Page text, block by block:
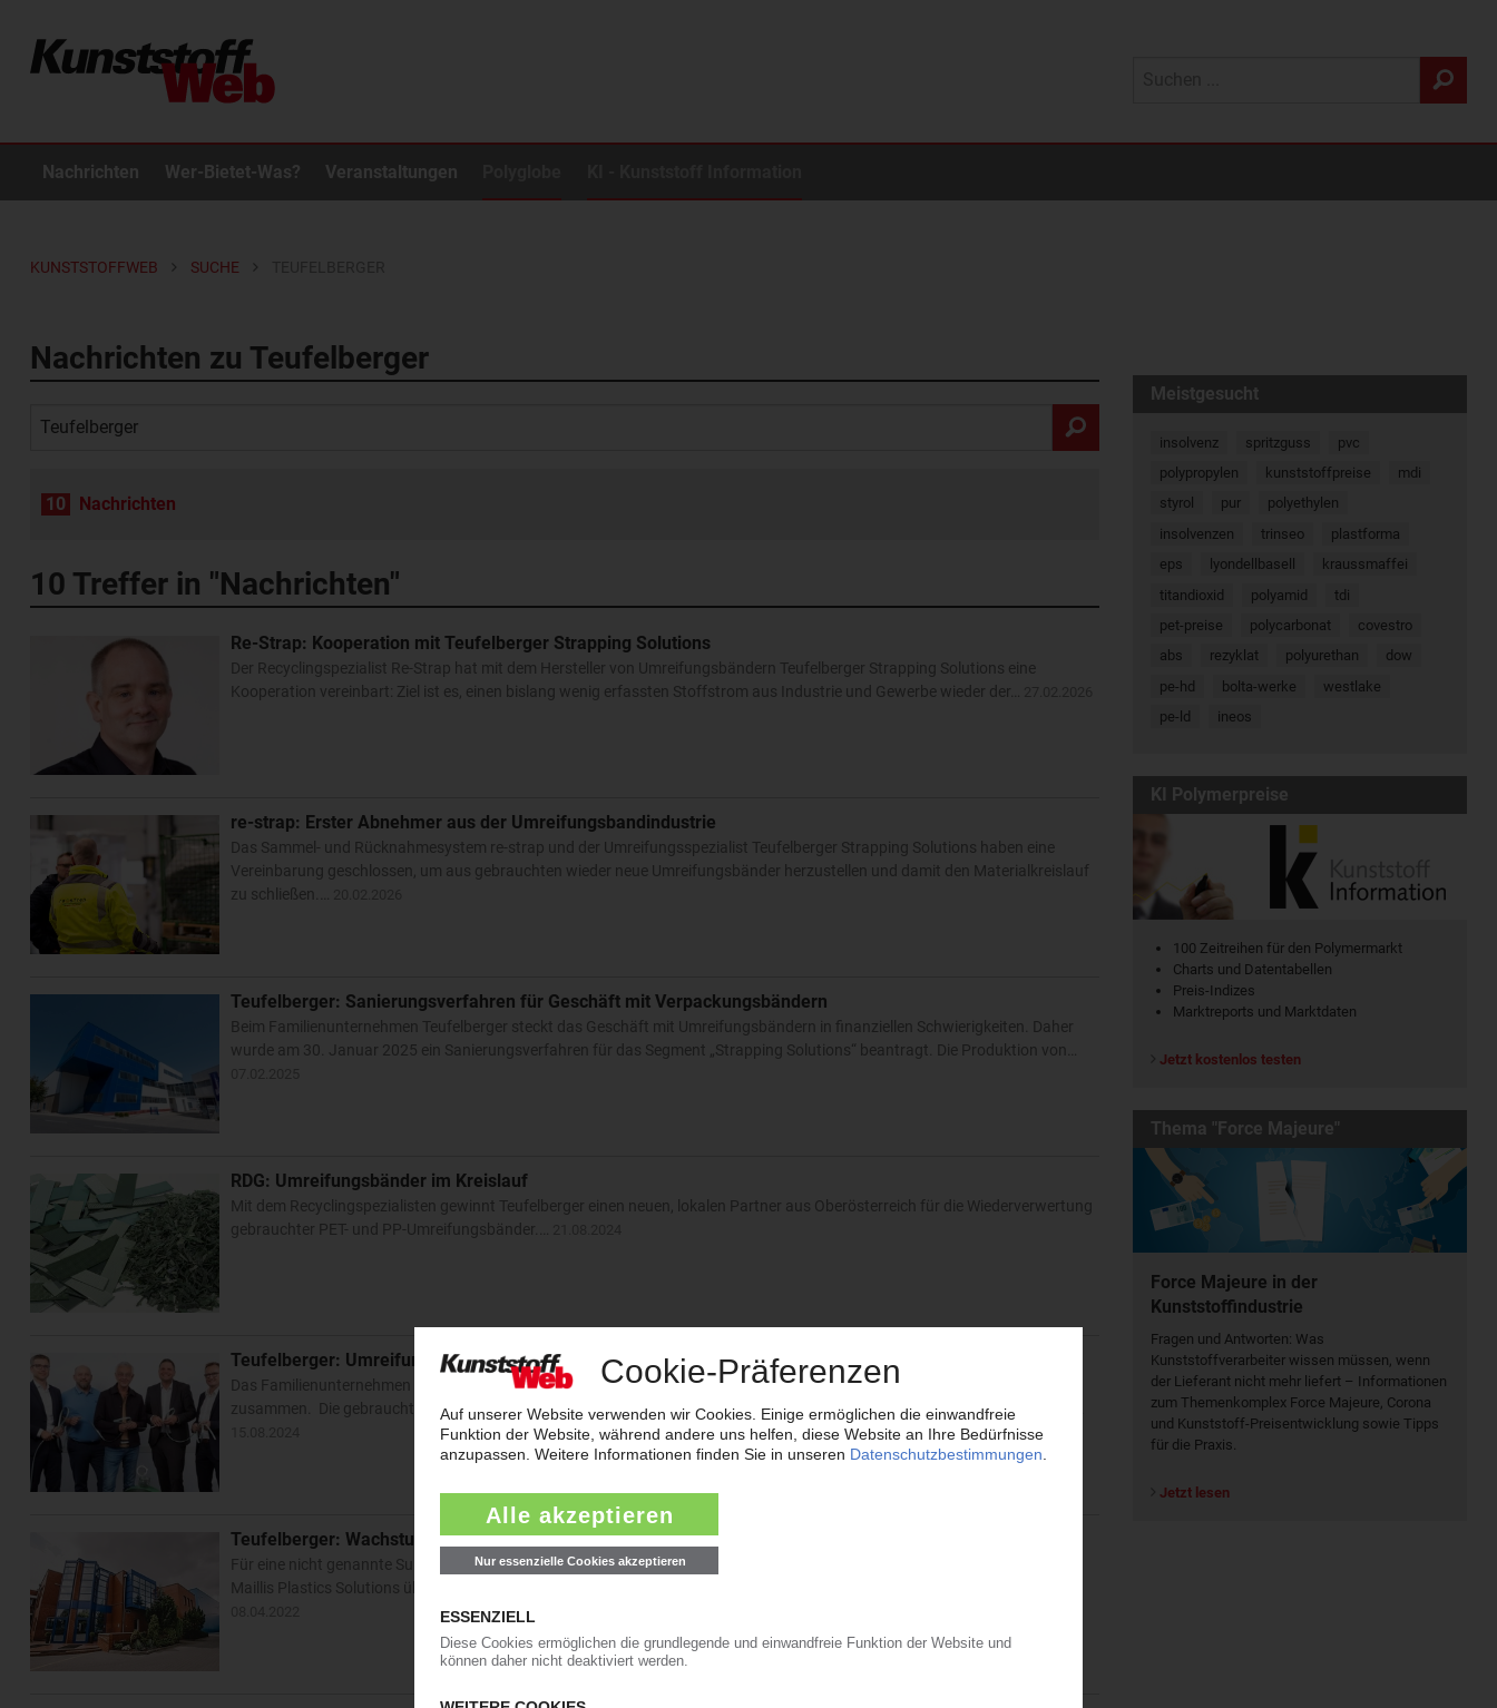
Nachrichten Wer-Bietet-Was? Veranstaltungen
KUNSTSTOFFWEB SUCHE
Nachrichten zu Teufelberger
10 Nachrichten
10 Treffer in "Nachrichten"
Re-Strap: Kooperation mit Teufelberger Strapping Solutions
Der Recyclingspezialist Re-Strap hat mit dem Hersteller von Umreifungsbändern Teufelberger Strapping Solutions eine
Kooperation vereinbart: Ziel ist es, einen bislang wenig erfassten Stoffstrom aus Industrie und Gewerbe wieder der…
re-strap: Erster Abnehmer aus der Umreifungsbandindustrie
Das Sammel- und Rücknahmesystem re-strap und der Umreifungsspezialist Teufelberger Strapping Solutions haben eine
Vereinbarung geschlossen, um aus gebrauchten wieder neue Umreifungsbänder herzustellen und damit den Materialkreislauf
zu schließen.…
Teufelberger: Sanierungsverfahren für Geschäft mit Verpackungsbändern
Beim Familienunternehmen Teufelberger steckt das Geschäft mit Umreifungsbändern in finanziellen Schwierigkeiten. Daher
wurde am 30. Januar 2025 ein Sanierungsverfahren für das Segment „Strapping Solutions“ beantragt. Die Produktion von…
RDG: Umreifungsbänder im Kreislauf
Mit dem Recyclingspezialisten gewinnt Teufelberger einen neuen, lokalen Partner aus Oberösterreich für die Wiederverwertung
gebrauchter PET- und PP-Umreifungsbänder.…
Teufelberger: Umreifungsbandhersteller kooperiert mit Kunststoffrecycler RDG
Das Familienunternehmen Teufelberger arbeitet bei der Verwertung seiner Kunststoff-Umreifungsbänder künftig mit RDG
zusammen. Die gebrauchten Umreifungsbänder aus PET und Polypropylen holt Teufelberger über verschiedene Partner bei…
Teufelberger: Wachstum im Bereich Kunststoffumreifungsbänder
Für eine nicht genannte Summe hat Teufelberger zum 1. April 2022 den Geschäftsbereich Kunststoffumreifungsbänder der
Maillis Plastics Solutions übernommen. Mit dem neuen Standort in Polen schaffe man die nötigen Kapazitäten, um im…
Meistgesucht
insolvenz spritzguss
pvc
polypropylen
kunststoffpreise
mdi
styrol
pur
polyethylen
insolvenzen
trinseo
plastforma
eps
lyondellbasell
kraussmaffei
titandioxid
polyamid
tdi
pet-preise
polycarbonat
covestro
abs
rezyklat polyurethan
dow
pe-hd
bolta-werke
westlake
pe-ld
ineos
KI Polymerpreise
100 Zeitreihen für den Polymermarkt
Charts und Datentabellen
Preis-Indizes
Marktreports und Marktdaten
Jetzt kostenlos testen
Thema "Force Majeure"
Force Majeure in der
Kunststoffindustrie
Fragen und Antworten: Was
Kunst­stoff­verarbeiter wissen müssen, wenn
der Lieferant nicht mehr liefert – Informationen
zum Themenkomplex Force Majeure, Corona
und Kunststoff-Preisentwicklung sowie Tipps
für die Praxis.
Jetzt lesen